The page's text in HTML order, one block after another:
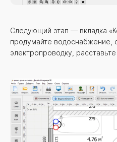
Следующий этап — вкладка
продумайте водоснабжение,
электропроводку,